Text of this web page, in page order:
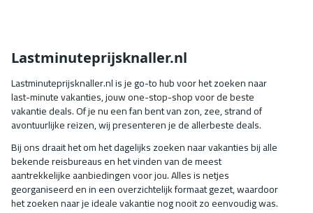
bezienswaardigheden die je niet mag missen
tijdens je bezoek aan deze prachtige stad.
Lastminuteprijsknaller.nl
Lastminuteprijsknaller.nl is je go-to hub voor het zoeken naar
last-minute vakanties, jouw one-stop-shop voor de beste
vakantie deals. Of je nu een fan bent van zon, zee, strand of
avontuurlijke reizen, wij presenteren je de allerbeste deals.
Bij ons draait het om het dagelijks zoeken naar vakanties bij alle
bekende reisbureaus en het vinden van de meest
aantrekkelijke aanbiedingen voor jou. Alles is netjes
georganiseerd en in een overzichtelijk formaat gezet, waardoor
het zoeken naar je ideale vakantie nog nooit zo eenvoudig was.